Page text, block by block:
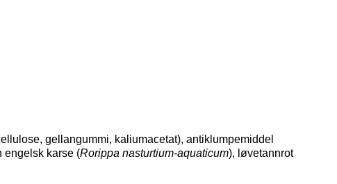
gellangummi, kaliumacetat), antiklumpemiddel
engelsk karse (Rorippa nasturtium-aquaticum), løvetannrot